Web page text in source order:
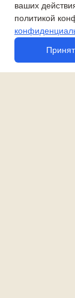
ваших
политикой